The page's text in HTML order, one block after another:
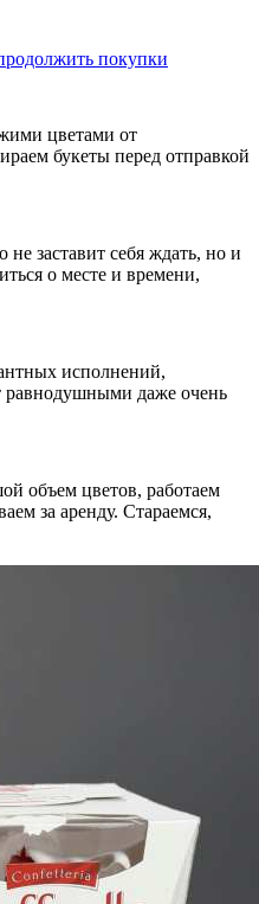
покупки
цветами от
букеты перед отправкой
заставит себя ждать, но и
о месте и времени,
исполнений,
даже очень
объем цветов, работаем
за аренду. Стараемся,